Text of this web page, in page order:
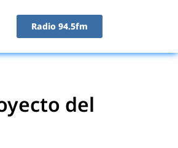
Radio 94.5fm
del